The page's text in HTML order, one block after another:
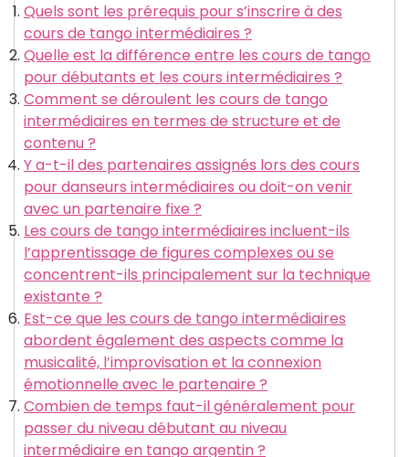
Quels sont les prérequis pour s’inscrire à des
cours de tango intermédiaires ?
Quelle est la différence entre les cours de tango
pour débutants et les cours intermédiaires ?
Comment se déroulent les cours de tango
intermédiaires en termes de structure et de
contenu ?
Y a-t-il des partenaires assignés lors des cours
pour danseurs intermédiaires ou doit-on venir
avec un partenaire fixe ?
Les cours de tango intermédiaires incluent-ils
l’apprentissage de figures complexes ou se
concentrent-ils principalement sur la technique
existante ?
Est-ce que les cours de tango intermédiaires
abordent également des aspects comme la
musicalité, l’improvisation et la connexion
émotionnelle avec le partenaire ?
Combien de temps faut-il généralement pour
passer du niveau débutant au niveau
intermédiaire en tango argentin ?